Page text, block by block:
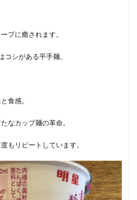
プに癒されます。
シがある平手麺。
食感。
なカップ麺の革命。
もリピートしています。